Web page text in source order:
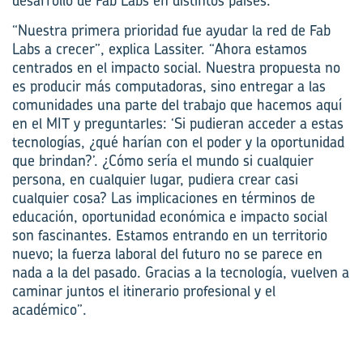
“Nuestra primera prioridad fue ayudar la red de Fab
Labs a crecer”, explica Lassiter. “Ahora estamos
centrados en el impacto social. Nuestra propuesta no
es producir más computadoras, sino entregar a las
comunidades una parte del trabajo que hacemos aquí
en el MIT y preguntarles: ‘Si pudieran acceder a estas
tecnologías, ¿qué harían con el poder y la oportunidad
que brindan?’. ¿Cómo sería el mundo si cualquier
persona, en cualquier lugar, pudiera crear casi
cualquier cosa? Las implicaciones en términos de
educación, oportunidad económica e impacto social
son fascinantes. Estamos entrando en un territorio
nuevo; la fuerza laboral del futuro no se parece en
nada a la del pasado. Gracias a la tecnología, vuelven a
caminar juntos el itinerario profesional y el
académico”.